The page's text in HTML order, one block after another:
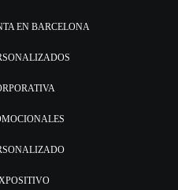
EN BARCELONA